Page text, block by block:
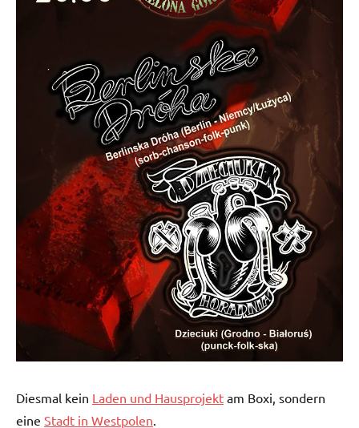
Diesmal kein Laden und Hausprojekt am Boxi, sondern
eine Stadt in Westpolen.